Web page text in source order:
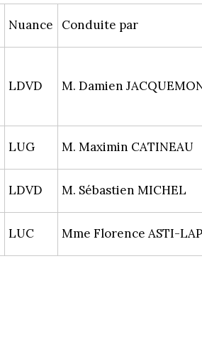
Nuance Conduite par
LDVD M. Damien
LUG M. Maximin CATINEAU
LDVD M. Sébastien MICHEL
LUC Mme Florence ASTI-